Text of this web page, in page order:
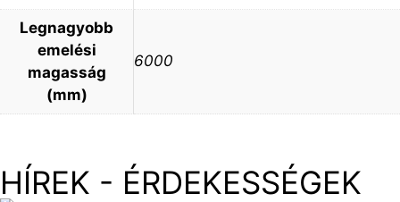
Legnagyobb
emelési
magasság
(mm)
6000
HÍREK - ÉRDEKESSÉGEK